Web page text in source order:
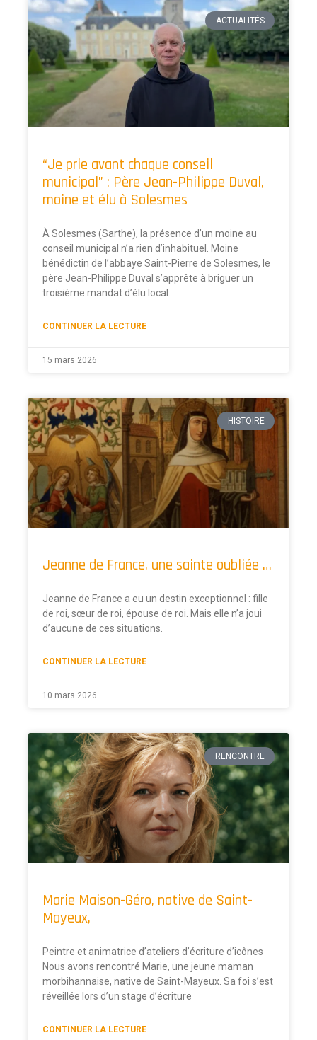
ACTUALITÉS
“Je prie avant chaque conseil
municipal” : Père Jean-Philippe Duval,
moine et élu à Solesmes
À Solesmes (Sarthe), la présence d’un moine au
conseil municipal n’a rien d’inhabituel. Moine
bénédictin de l’abbaye Saint-Pierre de Solesmes, le
père Jean-Philippe Duval s’apprête à briguer un
troisième mandat d’élu local.
CONTINUER LA LECTURE
15 mars 2026
HISTOIRE
Jeanne de France, une sainte oubliée …
Jeanne de France a eu un destin exceptionnel : fille
de roi, sœur de roi, épouse de roi. Mais elle n’a joui
d’aucune de ces situations.
CONTINUER LA LECTURE
10 mars 2026
RENCONTRE
Marie Maison-Géro, native de Saint-
Mayeux,
Peintre et animatrice d’ateliers d’écriture d’icônes
Nous avons rencontré Marie, une jeune maman
morbihannaise, native de Saint-Mayeux. Sa foi s’est
réveillée lors d’un stage d’écriture
CONTINUER LA LECTURE